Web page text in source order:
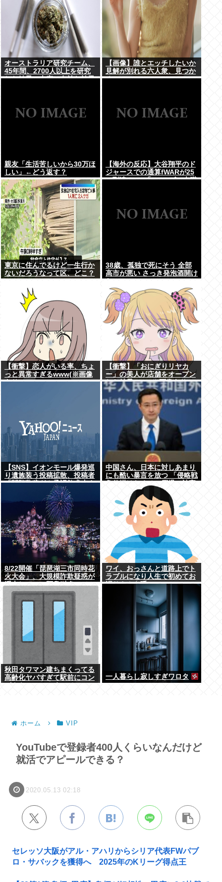
オーストラリア研究チーム、
45年間、2700人以上を研究
した結果。大麻に有益な効果
【画像】誰とエッチしたいか
見解が別れる六人衆、見つか
るwww
親友「生活苦しいから30万ほ
しい」←どう返す？
【海外の反応】大谷翔平のド
ジャースでの通算fWARが25
に到達！ → 「3シーズン未満
なるのか楽しみ」
東京に住んでるけど一生行か
ないだろうなって区、どこ？
38歳、孤独で死にそう 全部
高市が悪い さっき発泡酒開け
【衝撃】恋人がいる率、ちょ
っと異常すぎるwww(※画像
あり)
【衝撃】「おにぎりリヤカ
ー」の美人が店舗をオープン
した結果www(※画像あり)
【SNS】イオンモール爆発巡
り遺族装う投稿拡散、投稿者
「閲覧数稼ぎや承認欲求止ま
らなくなった」
中国さん、日本に対しあまり
にも酷い暴言を放つ 「侵略戦
争仕掛けたくせに原爆で被害
者ビジネスするな」
8/22開催「琵琶湖三市同時花
火大会」、大規模詐欺疑惑が
浮上してSNS阿鼻叫喚
ワイ、おっさんと道路上でト
ラブルになり人生で初めてお
巡りさんを呼ぶ
秋田タワマン建ちまくってる
高齢化ヤバすぎて駅前にコン
一人暮らし寂しすぎワロタ
ホーム VIP
YouTubeで登録者400人くらいなんだけど
就活でアピールできる？
2020.05.13 02:18
セレッソ大阪がアル・アハリからシリア代表FWパブ
ロ・サバックを獲得へ 2025年のKリーグ得点王